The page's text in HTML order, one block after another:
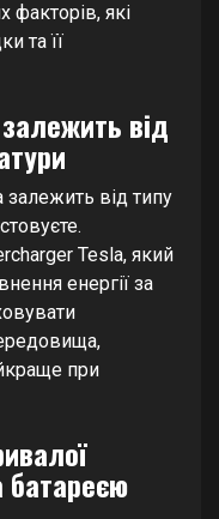
факторів, які
та її
від
від типу
Tesla, який
енергії за
при
батареєю